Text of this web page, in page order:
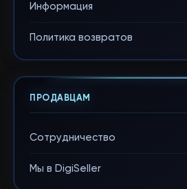
Информация
Политика возвратов
ПРОДАВЦАМ
Сотрудничество
Мы в DigiSeller